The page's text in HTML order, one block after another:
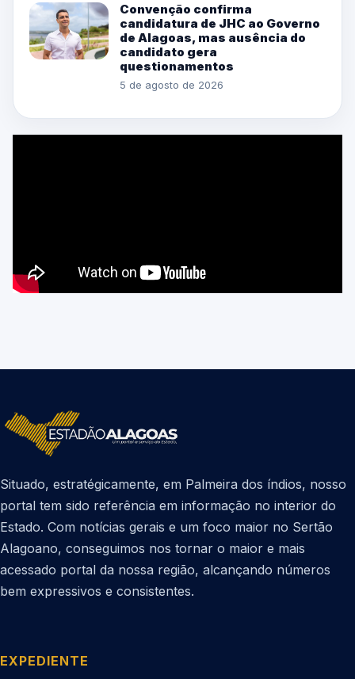
Convenção confirma
candidatura de JHC ao Governo
de Alagoas, mas ausência do
candidato gera
questionamentos
5 de agosto de 2026
Situado, estratégicamente, em Palmeira dos índios, nosso
portal tem sido referência em informação no interior do
Estado. Com notícias gerais e um foco maior no Sertão
Alagoano, conseguimos nos tornar o maior e mais
acessado portal da nossa região, alcançando números
bem expressivos e consistentes.
EXPEDIENTE